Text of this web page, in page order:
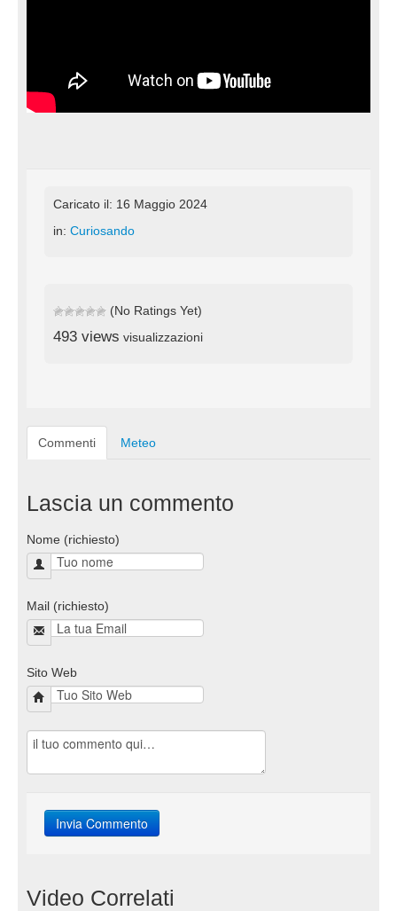
Caricato il: 16 Maggio 2024
in: Curiosando
(No Ratings Yet)
493 views visualizzazioni
Commenti Meteo
Lascia un commento
Nome (richiesto)
Mail (richiesto)
Sito Web
Video Correlati